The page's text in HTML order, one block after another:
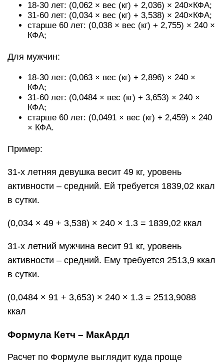
18-30 лет: (0,062 × вес (кг) + 2,036) × 240×КФА;
31-60 лет: (0,034 × вес (кг) + 3,538) × 240×КФА;
старше 60 лет: (0,038 × вес (кг) + 2,755) × 240 ×
КФА;
Для мужчин:
18-30 лет: (0,063 × вес (кг) + 2,896) × 240 ×
КФА;
31-60 лет: (0,0484 × вес (кг) + 3,653) × 240 ×
КФА;
старше 60 лет: (0,0491 × вес (кг) + 2,459) × 240
× КФА.
Пример:
31-х летняя девушка весит 49 кг, уровень
активности – средний. Ей требуется 1839,02 ккал
в сутки.
(0,034 × 49 + 3,538) × 240 × 1.3 = 1839,02 ккал
31-х летний мужчина весит 91 кг, уровень
активности – средний. Ему требуется 2513,9 ккал
в сутки.
(0,0484 × 91 + 3,653) × 240 × 1.3 = 2513,9088
ккал
Формула Кетч – МакАрдл
Расчет по Формуле выглядит куда проще